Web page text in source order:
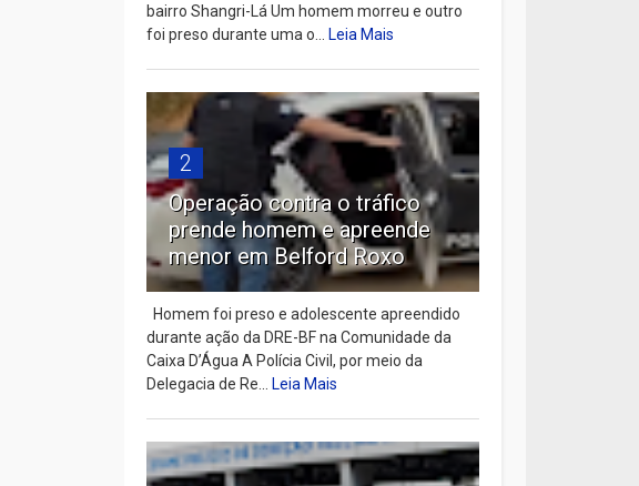
bairro Shangri-Lá Um homem morreu e outro
foi preso durante uma o...Leia Mais
2
Operação contra o tráfico
prende homem e apreende
menor em Belford Roxo
Homem foi preso e adolescente apreendido
durante ação da DRE-BF na Comunidade da
Caixa D’Água A Polícia Civil, por meio da
Delegacia de Re...Leia Mais